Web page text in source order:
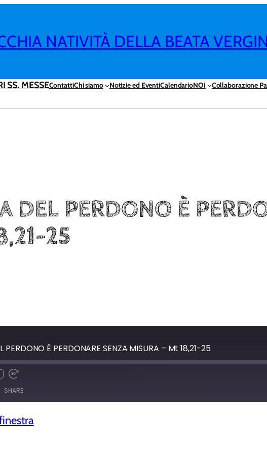
NATIVITÀ DELLA BEATA
SS. MESSEContattiChi siamo Notizie ed EventiCalendarioNOI Collaborazione
DEL PERDONO È
25
PERDONO È PERDONARE SENZA MISURA – Mt 18,21-25
SHARE